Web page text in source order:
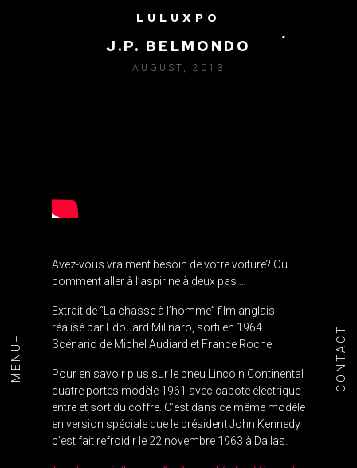
LULUXPO
MENU+ CONTACT
J.P. BELMONDO
AUGUST, 2013
Avez-vous vraiment besoin de votre voiture? Ou
comment aller à l’aspirine à deux pas …
Extrait de “La chasse à l’homme” film anglais
réalisé par Edouard Milinaro, sorti en 1964.
Scénario de Michel Audiard et France Roche.
Pour en savoir plus sur le pneu Lincoln Continental
quatre portes modèle 1961 avec capote électrique
entre et sort du coffre. C’est dans ce même modèle
en version spéciale que le président John Kennedy
c’est fait refroidir le 22 novembre 1963 à Dallas.